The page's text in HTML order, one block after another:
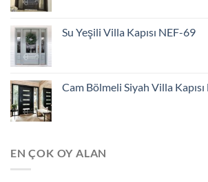
Su Yeşili Villa Kapısı NEF-69
Cam Bölmeli Siyah Villa
EN ÇOK OY ALAN